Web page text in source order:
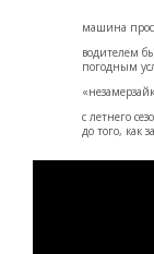
машина
водителем
погодным
с летнего
до того, как